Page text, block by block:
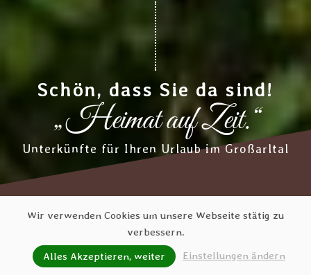
Schön, dass Sie da sind!
„Heimat auf Zeit.“
Unterkünfte für Ihren Urlaub im Großarltal
Wir verwenden Cookies um unsere Webseite stätig zu
verbessern.
Alles Akzeptieren, weiter
Einstellungen ändern